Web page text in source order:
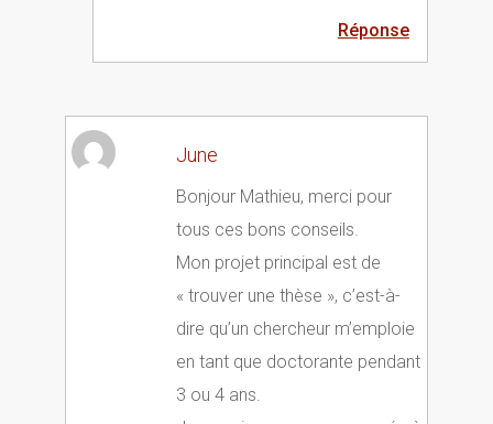
Réponse
June
Bonjour Mathieu, merci pour
tous ces bons conseils.
Mon projet principal est de
« trouver une thèse », c’est-à-
dire qu’un chercheur m’emploie
en tant que doctorante pendant
3 ou 4 ans.